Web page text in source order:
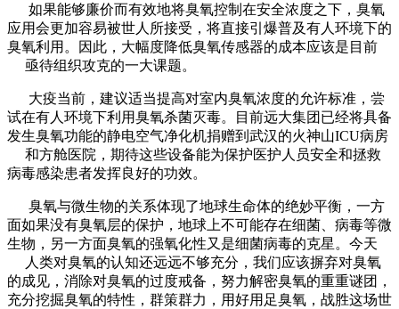
如果能够廉价而有效地将臭氧控制在安全浓度之下，臭氧
应用会更加容易被世人所接受，将直接引爆普及有人环境下的
臭氧利用。因此，大幅度降低臭氧传感器的成本应该是目前
亟待组织攻克的一大课题。
大疫当前，建议适当提高对室内臭氧浓度的允许标准，尝
试在有人环境下利用臭氧杀菌灭毒。目前远大集团已经将具备
发生臭氧功能的静电空气净化机捐赠到武汉的火神山ICU病房
和方舱医院，期待这些设备能为保护医护人员安全和拯救
病毒感染患者发挥良好的功效。
臭氧与微生物的关系体现了地球生命体的绝妙平衡，一方
面如果没有臭氧层的保护，地球上不可能存在细菌、病毒等微
生物，另一方面臭氧的强氧化性又是细菌病毒的克星。今天
人类对臭氧的认知还远远不够充分，我们应该摒弃对臭氧
的成见，消除对臭氧的过度戒备，努力解密臭氧的重重谜团，
充分挖掘臭氧的特性，群策群力，用好用足臭氧，战胜这场世